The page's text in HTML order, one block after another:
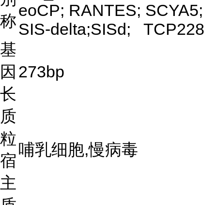
称
eoCP; RANTES; SCYA5;
SIS-delta;SISd; TCP228
基
因
长
273bp
质
粒
宿
主
哺乳细胞,慢病毒